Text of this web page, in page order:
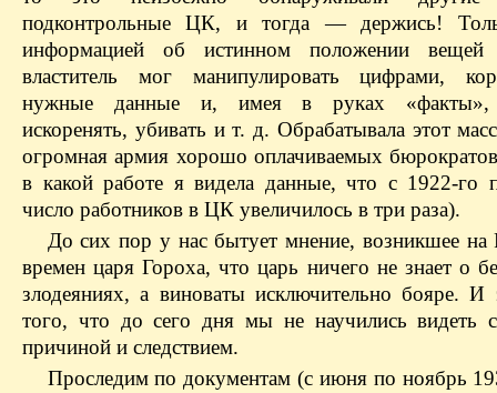
подконтрольные ЦК, и тогда — держись!
информацией об истинном положении вещей
властитель мог манипулировать цифрами,
нужные данные и, имея в руках «факты»,
искоренять, убивать и т. д. Обрабатывала этот
огромная армия хорошо оплачиваемых
в какой работе я видела данные, что с 1922-го
число работников в ЦК увеличилось в три раза).
До сих пор у нас бытует мнение, возникшее на
времен царя Гороха, что царь ничего не знает о
злодеяниях, а виноваты исключительно бояре. И
того, что до сего дня мы не научились видеть
причиной и следствием.
Проследим по документам (с июня по ноябрь